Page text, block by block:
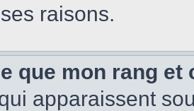
raisons.
que mon rang
apparaissent